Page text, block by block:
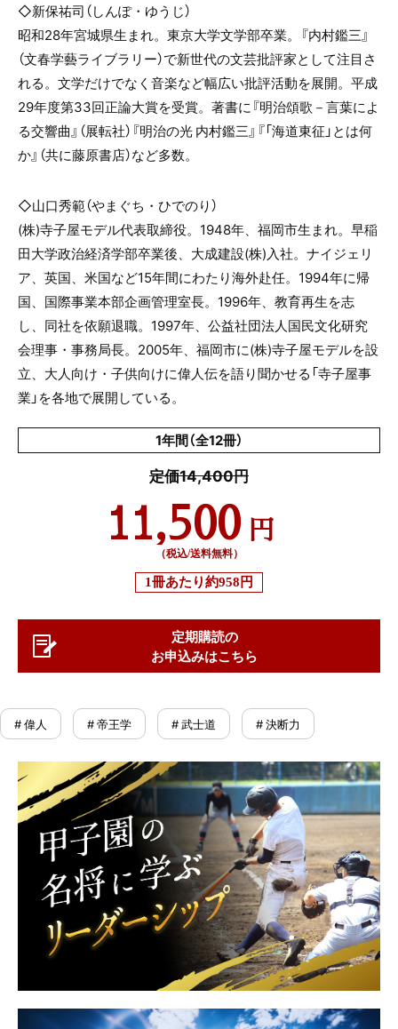
◇新保祐司（しんぽ・ゆうじ）
昭和28年宮城県生まれ。東京大学文学部卒業。『内村鑑三』
（文春学藝ライブラリー）で新世代の文芸批評家として注目さ
れる。文学だけでなく音楽など幅広い批評活動を展開。平成
29年度第33回正論大賞を受賞。著書に『明治頌歌－言葉によ
る交響曲』（展転社）『明治の光 内村鑑三』『「海道東征」とは何
か』（共に藤原書店）など多数。
◇山口秀範（やまぐち・ひでのり）
(株)寺子屋モデル代表取締役。1948年、福岡市生まれ。早稲
田大学政治経済学部卒業後、大成建設(株)入社。ナイジェリ
ア、英国、米国など15年間にわたり海外赴任。1994年に帰
国、国際事業本部企画管理室長。1996年、教育再生を志
し、同社を依願退職。1997年、公益社団法人国民文化研究
会理事・事務局長。2005年、福岡市に(株)寺子屋モデルを設
立、大人向け・子供向けに偉人伝を語り聞かせる「寺子屋事
業」を各地で展開している。
1年間（全12冊）
定価14,400円
11,500 円
（税込/送料無料）
1冊あたり約958円
定期購読の
お申込みはこちら
# 偉人 # 帝王学 # 武士道 # 決断力